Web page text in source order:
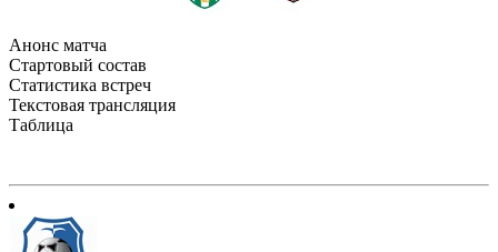
Анонс матча
Стартовый состав
Статистика встреч
Текстовая трансляция
Таблица